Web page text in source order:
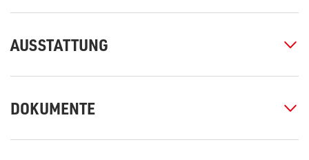
AUSSTATTUNG
DOKUMENTE